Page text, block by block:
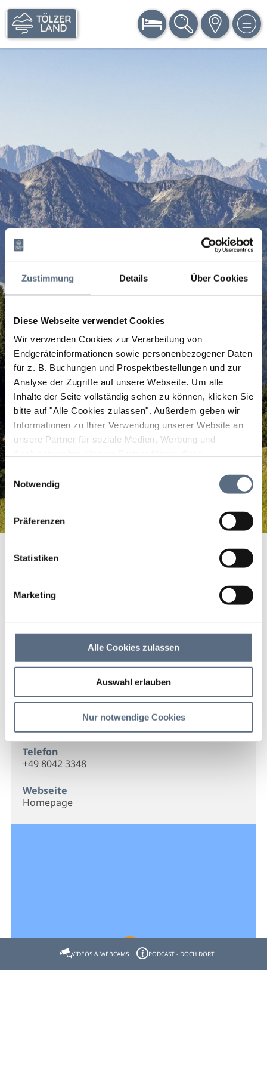
Zustimmung Details Über Cookies
Diese Webseite verwendet Cookies
Wir verwenden Cookies zur Verarbeitung von
Endgeräteinformationen sowie personenbezogener Daten
für z. B. Buchungen und Prospektbestellungen und zur
Analyse der Zugriffe auf unsere Webseite. Um alle
Inhalte der Seite vollständig sehen zu können, klicken Sie
bitte auf "Alle Cookies zulassen". Außerdem geben wir
Informationen zu Ihrer Verwendung unserer Website an
unsere Partner für soziale Medien, Werbung und
zusammen, die Sie ihnen bereitgestellt haben oder die
sie im Rahmen Ihrer Nutzung der Dienste gesammelt
Einwilligungsauswahl
Notwendig
Präferenzen
Statistiken
Marketing
Alle Cookies zulassen
Auswahl erlauben
Nur notwendige Cookies
BUCHEN SUCHE KARTE MENÜ
Kontakt
Vinothek Wachau
Ganterweg 30
83661 Lenggries
Telefon
+49 8042 3348
Webseite
Homepage
VIDEOS & WEBCAMS PODCAST - DOCH DORT